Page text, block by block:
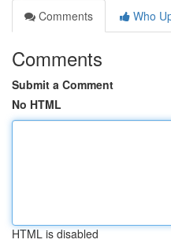
Comments
Who
Comments
Submit a Comment
No HTML
HTML is disabled